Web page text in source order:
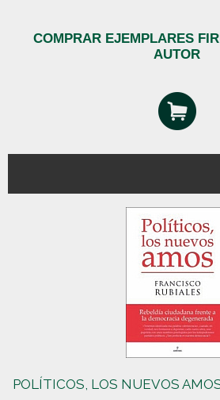
COMPRAR EJEMPLARES
AUTOR
POLÍTICOS, LOS NUEVOS